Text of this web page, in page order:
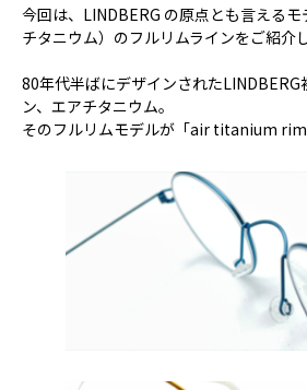
今回は、LINDBERG の原点とも言える
チタニウム）のフルリムラインをご紹介し
80年代半ばにデザインされたLINDBERG
ン、エアチタニウム。
そのフルリムモデルが「air titanium rim